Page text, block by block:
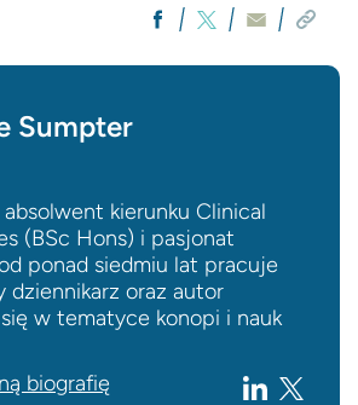
Sumpter
kierunku Clinical
(BSc Hons) i pasjonat
ponad siedmiu lat pracuje
dziennikarz oraz autor
w tematyce konopi i nauk
biografię